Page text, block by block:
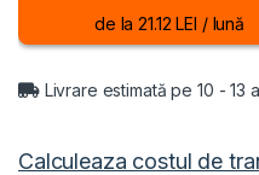
de la 21.12 LEI / lună
Livrare estimată pe 10 - 13
Calculeaza costul de